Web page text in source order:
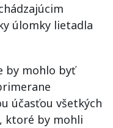
úlomky lietadla
by mohlo byť
účasťou všetkých
ktoré by mohli